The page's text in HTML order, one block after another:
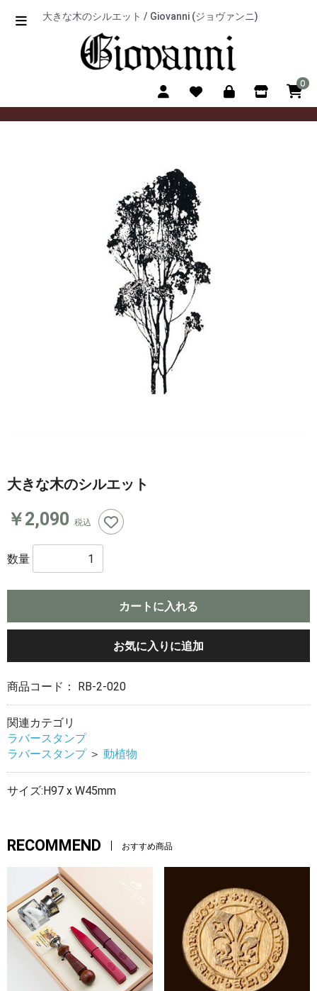
大きな木のシルエット / Giovanni (ジョヴァンニ)
0
大きな木のシルエット
￥2,090 税込
数量
カートに入れる
お気に入りに追加
商品コード： RB-2-020
関連カテゴリ
ラバースタンプ
ラバースタンプ ＞ 動植物
サイズ:H97 x W45mm
RECOMMEND おすすめ商品